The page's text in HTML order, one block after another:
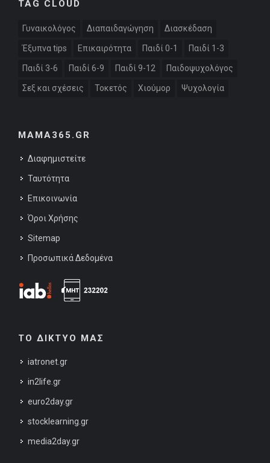
TAG CLOUD
Γυναικολόγος Διαπαιδαγώγηση Διασκέδαση
Έξυπνα tips Επικαιρότητα Παιδί 0-1 Παιδί 1-3
Παιδί 3-6 Παιδί 6-9 Παιδί 9-12 Παιδοψυχολόγος
Σεξ και σχέσεις Τοκετός Χιούμορ Ψυχολογία
MAMA365.GR
Διαφημιστείτε
Ταυτότητα
Επικοινωνία
Όροι Χρήσης
Sitemap
Προσωπικά Δεδομένα
ΤΟ ΔΙΚΤΥΟ ΜΑΣ
iatronet.gr
in2life.gr
euro2day.gr
stocklearning.gr
media2day.gr